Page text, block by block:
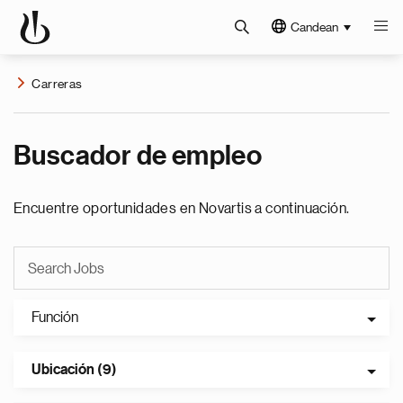
Candean
Carreras
Buscador de empleo
Encuentre oportunidades en Novartis a continuación.
Función
Ubicación (9)